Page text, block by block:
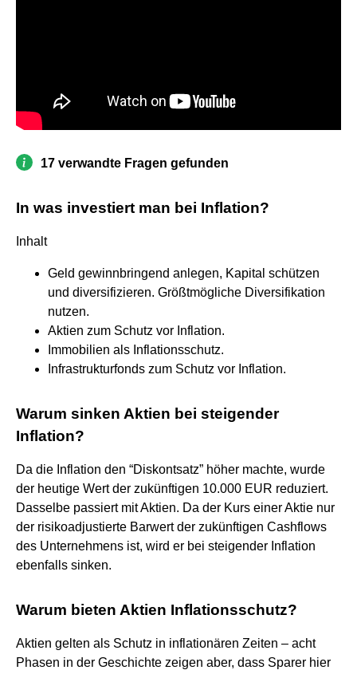
17 verwandte Fragen gefunden
In was investiert man bei Inflation?
Inhalt
Geld gewinnbringend anlegen, Kapital schützen
und diversifizieren. Größtmögliche Diversifikation
nutzen.
Aktien zum Schutz vor Inflation.
Immobilien als Inflationsschutz.
Infrastrukturfonds zum Schutz vor Inflation.
Warum sinken Aktien bei steigender
Inflation?
Da die Inflation den “Diskontsatz” höher machte, wurde
der heutige Wert der zukünftigen 10.000 EUR reduziert.
Dasselbe passiert mit Aktien. Da der Kurs einer Aktie nur
der risikoadjustierte Barwert der zukünftigen Cashflows
des Unternehmens ist, wird er bei steigender Inflation
ebenfalls sinken.
Warum bieten Aktien Inflationsschutz?
Aktien gelten als Schutz in inflationären Zeiten – acht
Phasen in der Geschichte zeigen aber, dass Sparer hier